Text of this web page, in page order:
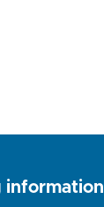
information